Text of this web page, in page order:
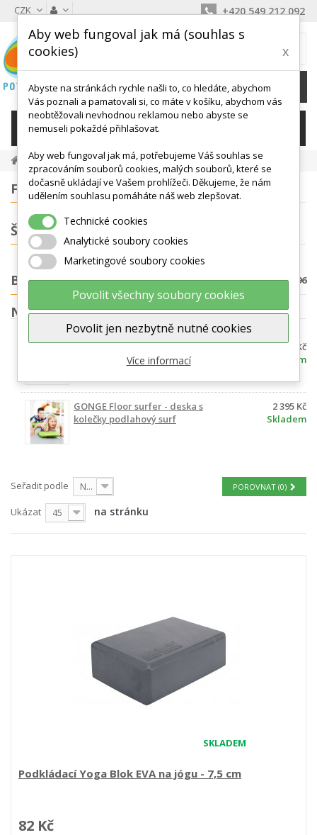
CZK +420 549 212 092
0 Kč
KATEGORIE
Balanční Podložky, Točny
FILTROVÁNÍ
ŠTÍTKY
BALANČNÍ PODLOŽKY, TOČNY Počet produktů: 96
NEJPRODÁVANĚJŠÍ PRODUKTY V KATEGORII
Senso Balance kopule Togu
432 Kč
Skladem
GONGE Floor surfer - deska s
kolečky podlahový surf
2 395 Kč
Skladem
POROVNAT (0)
Seřadit podle Nejprve produkty skladem
Ukázat 45 na stránku
SKLADEM
Podkládací Yoga Blok EVA na jógu - 7,5 cm
82 Kč
Aby web fungoval jak má (souhlas s
cookies)
x
Abyste na stránkách rychle našli to, co hledáte, abychom
Vás poznali a pamatovali si, co máte v košíku, abychom vás
neobtěžovali nevhodnou reklamou nebo abyste se
nemuseli pokaždé přihlašovat.
Aby web fungoval jak má, potřebujeme Váš souhlas se
zpracováním souborů cookies, malých souborů, které se
dočasně ukládají ve Vašem prohlížeči. Děkujeme, že nám
udělením souhlasu pomáháte náš web zlepšovat.
Technické cookies
Analytické soubory cookies
Marketingové soubory cookies
Povolit všechny soubory cookies
Povolit jen nezbytně nutné cookies
Více informací